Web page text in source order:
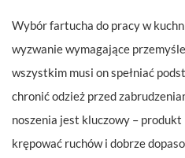
Wybór fartucha do pracy w
wyzwanie wymagające
wszystkim musi on spełniać
chronić odzież przed
noszenia jest kluczowy –
krępować ruchów i dobrze